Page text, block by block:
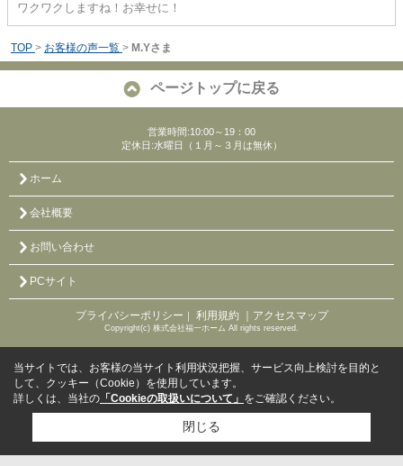
ワクワクしますね！お幸せに！
TOP > お客様の声一覧 > M.Yさま
ページトップに戻る
営業時間:10:00～19：00
定休日:水曜日（１月～３月は無休）
ホーム
会社概要
お問い合わせ
PCサイト
プライバシーポリシー ｜ 利用規約 ｜アクセスマップ
Copyright(c) 株式会社福一ホーム All rights reserved.
当サイトでは、お客様の当サイト利用状況把握、サービス向上検討を目的と
して、クッキー（Cookie）を使用しています。
詳しくは、当社の 「Cookieの取扱いについて」 をご確認ください。
閉じる